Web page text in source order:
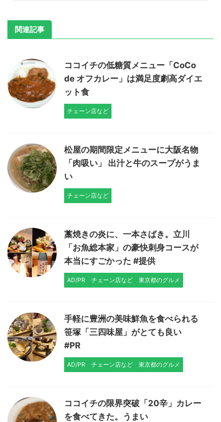
関連記事
ココイチの低糖質メニュー「CoCo
de オフカレー」は満足度劇高ダイエ
ット食
チェーン店など
松屋の期間限定メニューに大阪名物
「肉吸い」 出汁と牛のスープがうま
い
チェーン店など
藁焼きの炎に、一本さばき。立川
「お魚総本家」の豪快刺身コースが
本当にすごかった #提供
AD/PR チェーン店など 東京都のグルメ
手軽に豊洲の美味鮮魚を食べられる
笹塚「三四味屋」がとても良い
#PR
AD/PR チェーン店など 東京都のグルメ
ココイチの限界突破「20辛」カレー
を食べてきた。うまい